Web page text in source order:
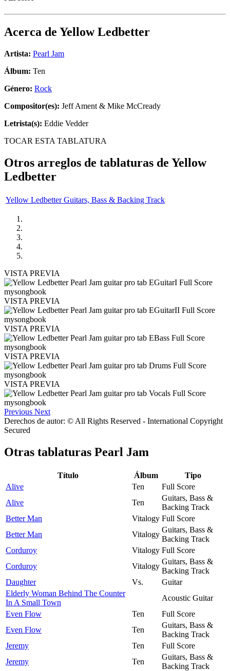
Acerca de Yellow Ledbetter
Artista: Pearl Jam
Álbum: Ten
Género: Rock
Compositor(es): Jeff Ament & Mike McCready
Letrista(s): Eddie Vedder
TOCAR ESTA TABLATURA
Otros arreglos de tablaturas de Yellow
Ledbetter
Yellow Ledbetter Guitars, Bass & Backing Track
VISTA PREVIA
VISTA PREVIA
VISTA PREVIA
VISTA PREVIA
VISTA PREVIA
Previous Next
Derechos de autor: © All Rights Reserved - International Copyright
Secured
Otras tablaturas Pearl Jam
Título Álbum
Tipo
Alive
Ten
Full Score
Alive
Ten
Guitars, Bass &
Backing Track
Better Man
Vitalogy Full Score
Better Man
Vitalogy
Guitars, Bass &
Backing Track
Corduroy
Vitalogy Full Score
Corduroy
Vitalogy
Guitars, Bass &
Backing Track
Daughter
Vs.
Guitar
Elderly Woman Behind The Counter
In A Small Town
Acoustic Guitar
Even Flow
Ten
Full Score
Even Flow
Ten
Guitars, Bass &
Backing Track
Jeremy
Ten
Full Score
Jeremy
Ten
Guitars, Bass &
Backing Track